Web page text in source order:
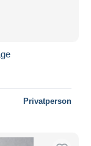
Privatperson